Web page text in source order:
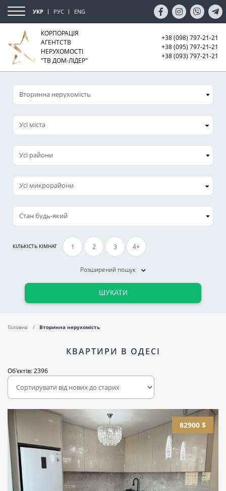
УКР РУС ENG
КОРПОРАЦІЯ
АГЕНТСТВ
НЕРУХОМОСТІ
"ТВ ДОМ-ЛІДЕР"
+38 (098) 797-21-21
+38 (095) 797-21-21
+38 (093) 797-21-21
Усі міста
Усі микрорайони
КІЛЬКІСТЬ КІМНАТ 1 2 3 4+
Розширений пошук
ШУКАТИ
Головна Вторинна нерухомість
КВАРТИРИ В ОДЕСІ
Об'єктів: 2396
82900 $